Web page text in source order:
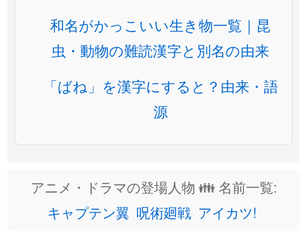
和名がかっこいい生き物一覧｜昆
虫・動物の難読漢字と別名の由来
「ばね」を漢字にすると？由来・語
源
アニメ・ドラマの登場人物 👪 名前一覧:
キャプテン翼 呪術廻戦 アイカツ!